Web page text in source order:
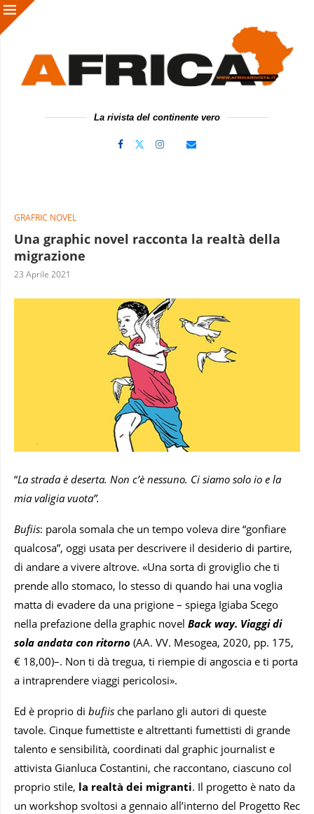
La rivista del continente vero
GRAFRIC NOVEL
Una graphic novel racconta la realtà della
migrazione
23 Aprile 2021
“La strada è deserta. Non c’è nessuno. Ci siamo solo io e la
mia valigia vuota”.
Bufiis: parola somala che un tempo voleva dire “gonfiare
qualcosa”, oggi usata per descrivere il desiderio di partire,
di andare a vivere altrove. «Una sorta di groviglio che ti
prende allo stomaco, lo stesso di quando hai una voglia
matta di evadere da una prigione – spiega Igiaba Scego
nella prefazione della graphic novel Back way. Viaggi di
sola andata con ritorno (AA. VV. Mesogea, 2020, pp. 175,
€ 18,00)–. Non ti dà tregua, ti riempie di angoscia e ti porta
a intraprendere viaggi pericolosi».
Ed è proprio di bufiis che parlano gli autori di queste
tavole. Cinque fumettiste e altrettanti fumettisti di grande
talento e sensibilità, coordinati dal graphic journalist e
attivista Gianluca Costantini, che raccontano, ciascuno col
proprio stile, la realtà dei migranti. Il progetto è nato da
un workshop svoltosi a gennaio all’interno del Progetto Rec